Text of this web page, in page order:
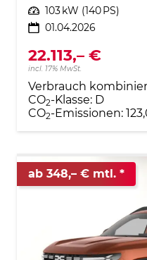
Leistung 103 kW (140 PS)
01.04.2026
22.113,– €
incl. 17% MwSt.
Verbrauch
CO2-Klasse: D
CO2-Emissionen:
ab 348,– € mtl.